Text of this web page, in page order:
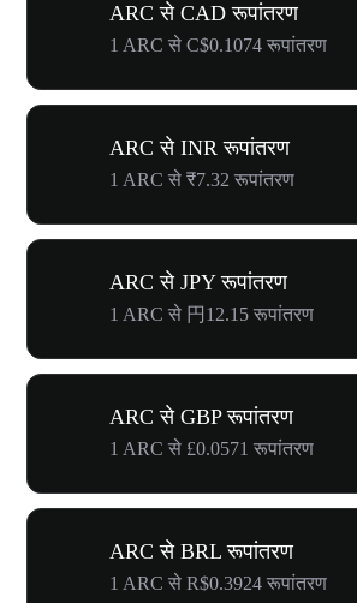
ARC से CAD रूपांतरण
1 ARC से C$0.1074 रूपांतरण
ARC से INR रूपांतरण
1 ARC से ₹7.32 रूपांतरण
ARC से JPY रूपांतरण
1 ARC से 円12.15 रूपांतरण
ARC से GBP रूपांतरण
1 ARC से £0.0571 रूपांतरण
ARC से BRL रूपांतरण
1 ARC से R$0.3924 रूपांतरण